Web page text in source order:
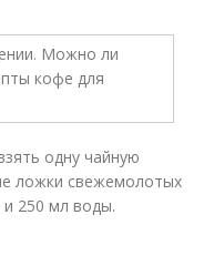
одну чайную
ложки свежемолотых
и 250 мл воды.